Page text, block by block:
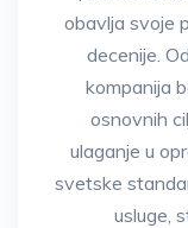
obavlja svoje
decenije.
kompanija
osnovnih
ulaganje u
svetske
usluge,